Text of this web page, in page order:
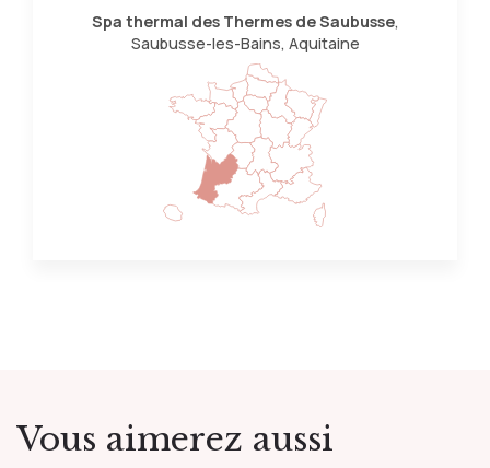
Spa thermal des Thermes de Saubusse,
Saubusse-les-Bains, Aquitaine
Vous aimerez aussi